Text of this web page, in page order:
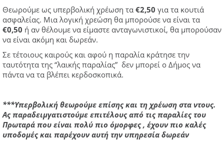
Θεωρούμε ως υπερβολική χρέωση τα €2,50 για τα κουτιά
ασφαλείας. Μια λογική χρεώση θα μπορούσε να είναι τα
€0,50 ή αν θέλουμε να είμαστε ανταγωνιστικοί, θα μπορούσαν
να είναι ακόμη και δωρεάν.
Σε τέτοιους καιρούς και αφού η παραλία κράτησε την
ταυτότητα της “λαικής παραλίας” δεν μπορεί ο Δήμος να
πάντα να τα βλέπει κερδοσκοπικά.
***Υπερβολική θεωρούμε επίσης και τη χρέωση στα ντους.
Ας παραδειμγατιστούμε επιτέλους από τις παραλίες του
Πρωταρά που είναι πολύ πιο όμορφες , έχουν πιο καλές
υποδομές και παρέχουν αυτή την υπηρεσία δωρεάν